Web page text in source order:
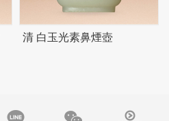
清 白玉光素鼻煙壺